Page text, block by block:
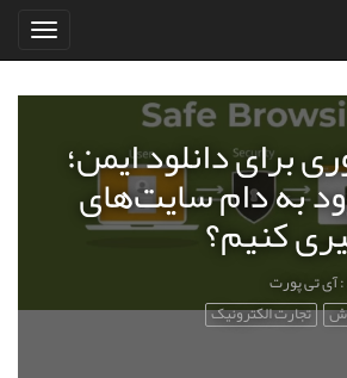
برای دانلود ایمن؛
به دام سایت‌های
کنیم؟
آی تی پورت
تجارت الکترونیک